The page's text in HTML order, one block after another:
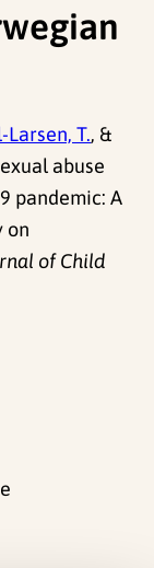
T., &
abuse
pandemic: A
on
of Child